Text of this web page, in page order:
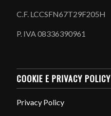
C.F. LCCSFN67T29F205H
P. IVA 08336390961
COOKIE E PRIVACY POLICY
Privacy Policy